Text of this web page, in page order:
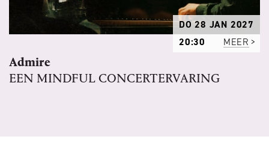
DO 28 JAN 2027
20:30
MEER
Admire
EEN MINDFUL CONCERTERVARING